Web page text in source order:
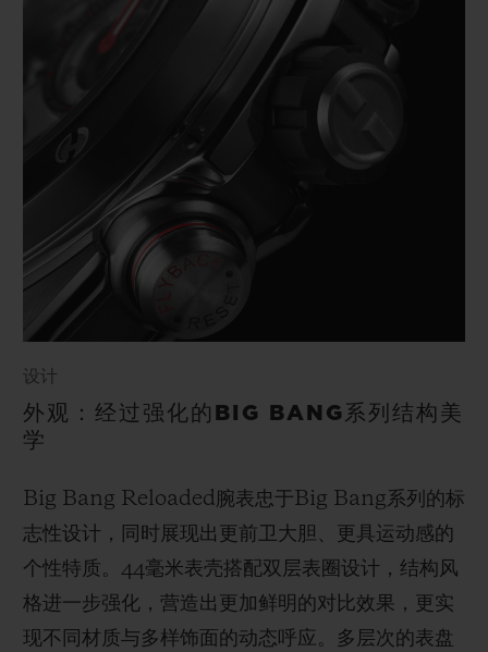
设计
外观：经过强化的BIG BANG系列结构美
学
Big Bang Reloaded腕表忠于Big Bang系列的标
志性设计，同时展现出更前卫大胆、更具运动感的
个性特质。44毫米表壳搭配双层表圈设计，结构风
格进一步强化，营造出更加鲜明的对比效果，更实
现不同材质与多样饰面的动态呼应。多层次的表盘